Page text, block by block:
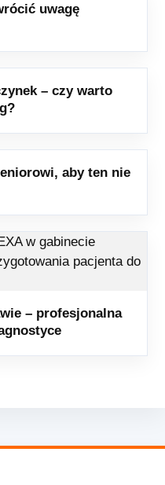
uwagę
– czy warto
aby ten nie
– profesjonalna